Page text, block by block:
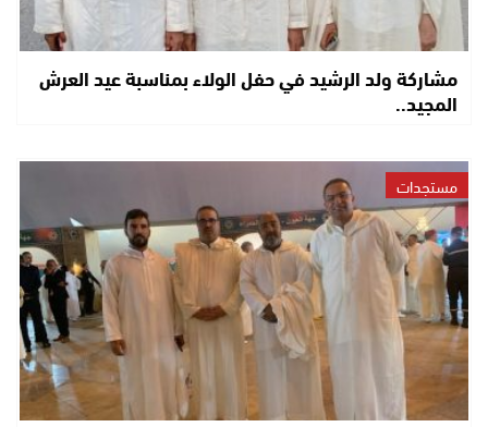
مشاركة ولد الرشيد في حفل الولاء بمناسبة عيد العرش
المجيد..
مستجدات